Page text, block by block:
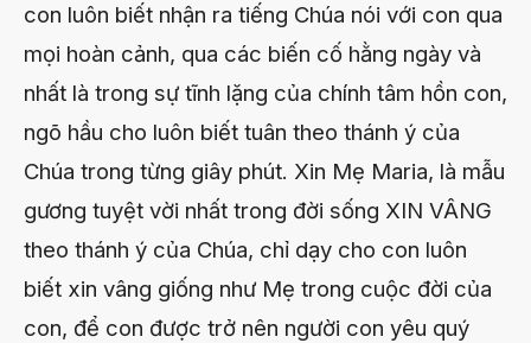
con luôn biết nhận ra tiếng Chúa nói với con qua
mọi hoàn cảnh, qua các biến cố hằng ngày và
nhất là trong sự tĩnh lặng của chính tâm hồn con,
ngõ hầu cho luôn biết tuân theo thánh ý của
Chúa trong từng giây phút. Xin Mẹ Maria, là mẫu
gương tuyệt vời nhất trong đời sống XIN VÂNG
theo thánh ý của Chúa, chỉ dạy cho con luôn
biết xin vâng giống như Mẹ trong cuộc đời của
con, để con được trở nên người con yêu quý